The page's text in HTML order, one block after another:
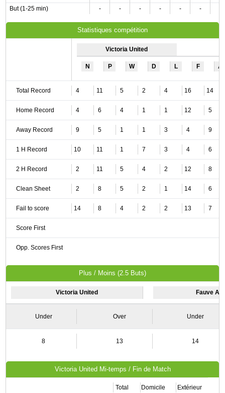
But (1-25 min)
- - - - - -
Statistiques compétition
Victoria United
N P W D L F A
Total Record 4 11 5 2 4 16 14
Home Record 4 6 4 1 1 12 5
Away Record 9 5 1 1 3 4 9
1 H Record 10 11 1 7 3 4 6
2 H Record 2 11 5 4 2 12 8
Clean Sheet 2 8 5 2 1 14 6
Fail to score 14 8 4 2 2 13 7
Score First
Opp. Scores First
Plus / Moins (2.5 Buts)
Victoria United Fauve
Under Over Under
8 13 14
Victoria United Mi-temps / Fin de Match
Total Domicile Extérieur